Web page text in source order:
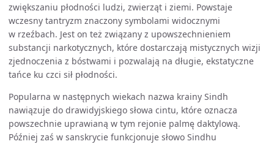
zwiększaniu płodności ludzi, zwierząt i ziemi. Powstaje
wczesny tantryzm znaczony symbolami widocznymi
w rzeźbach. Jest on też związany z upowszechnieniem
substancji narkotycznych, które dostarczają mistycznych wizji
zjednoczenia z bóstwami i pozwalają na długie, ekstatyczne
tańce ku czci sił płodności.
Popularna w następnych wiekach nazwa krainy Sindh
nawiązuje do drawidyjskiego słowa cintu, które oznacza
powszechnie uprawianą w tym rejonie palmę daktylową.
Później zaś w sanskrycie funkcjonuje słowo Sindhu